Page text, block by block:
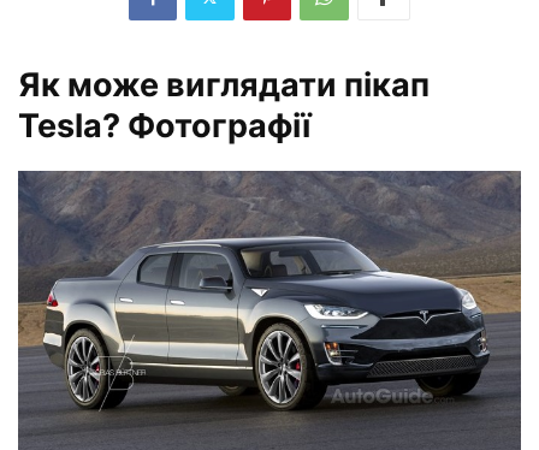
Як може виглядати пікап
Tesla? Фотографії